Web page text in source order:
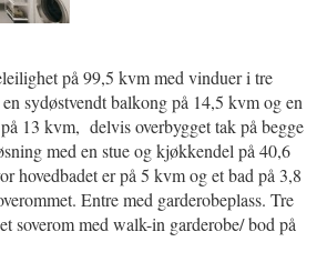
på 99,5 kvm med vinduer i tre
sydøstvendt balkong på 14,5 kvm og en
13 kvm, delvis overbygget tak på begge
med en stue og kjøkkendel på 40,6
hovedbadet er på 5 kvm og et bad på 3,8
Entre med garderobeplass. Tre
soverom med walk-in garderobe/ bod på